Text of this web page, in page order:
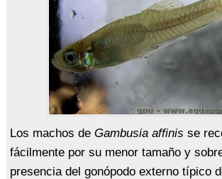
Los machos de Gambusia affinis se
fácilmente por su menor tamaño y
presencia del gonópodo externo típico